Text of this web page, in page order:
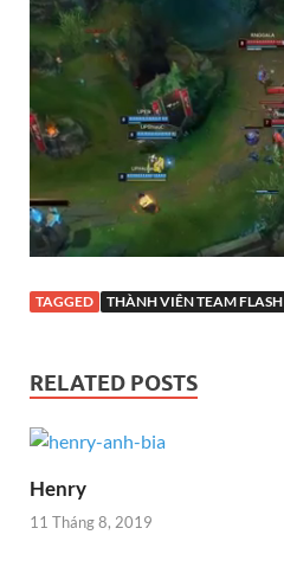
TAGGED THÀNH VIÊN TEAM FLASH
RELATED POSTS
Henry
11 Tháng 8, 2019